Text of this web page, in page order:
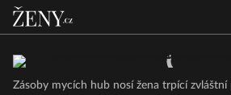
Zásoby mycích hub nosí žena trpící